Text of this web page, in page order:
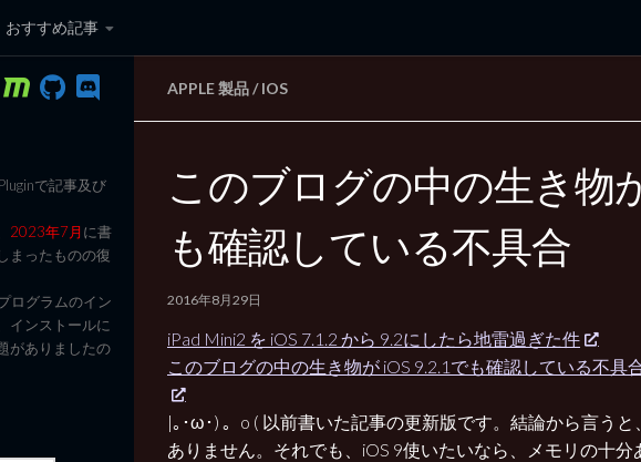
おすすめ記事
ピュータ日記 3rd Edition
APPLE 製品/ IOS
このブログの中の生き物
も確認している不具合
2016年8月29日
iPad Mini2 を iOS 7.1.2 から 9.2にしたら地雷過ぎた件
このブログの中の生き物が iOS 9.2.1でも確認している不具
|｡･ω･) 。o ( 以前書いた記事の更新版です。結論から言う
ありません。それでも、iOS 9使いたいなら、メモリの十
で記事及び
2023年7月に書
まったものの復
ログラムのイン
インストールに
がありましたの